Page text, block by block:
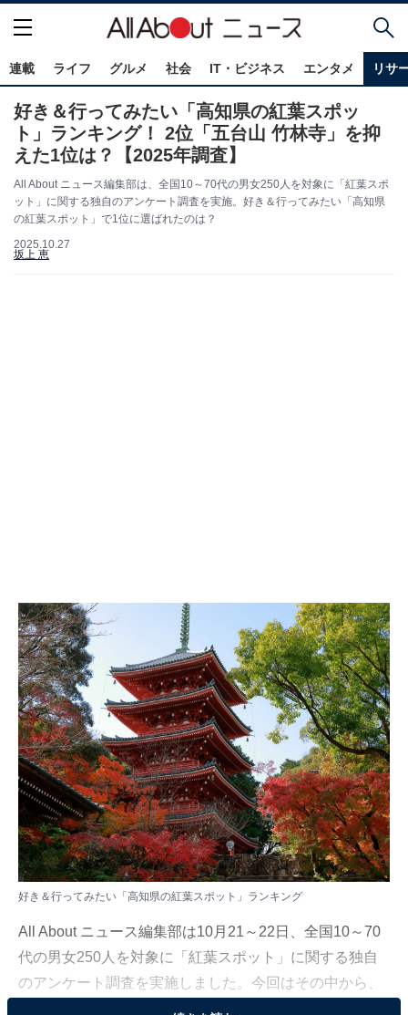
連載 ライフ グルメ 社会 IT・ビジネス エンタメ リサ
好き＆行ってみたい「高知県の紅葉スポッ
ト」ランキング！ 2位「五台山 竹林寺」を抑
えた1位は？【2025年調査】
All About ニュース編集部は、全国10～70代の男女250人を対象に「紅葉スポ
ット」に関する独自のアンケート調査を実施。好き＆行ってみたい「高知県
の紅葉スポット」で1位に選ばれたのは？
2025.10.27
坂上 恵
好き＆行ってみたい「高知県の紅葉スポット」ランキング
All About ニュース編集部は10月21～22日、全国10～70
代の男女250人を対象に「紅葉スポット」に関する独自
のアンケート調査を実施しました。今回はその中から、
好き＆行ってみたい「高知県の紅葉スポット」を紹介し